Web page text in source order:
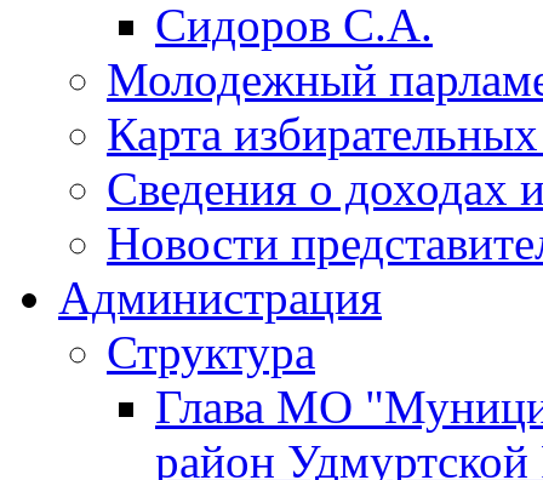
Сидоров С.А.
Молодежный
Карта
Сведения о доходах
Новости
Администрация
Структура
Глава МО
район